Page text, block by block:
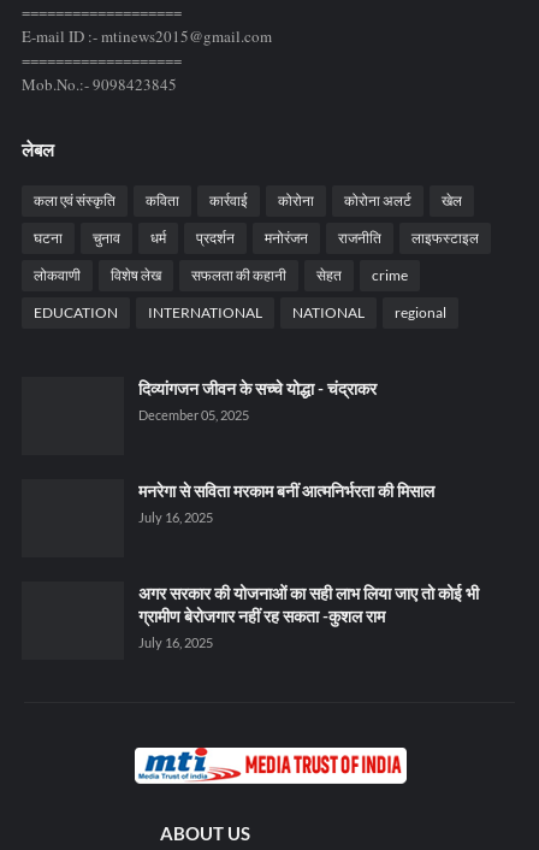
===================
E-mail ID :- mtinews2015@gmail.com
===================
Mob.No.:- 9098423845
लेबल
कला एवं संस्कृति कविता कार्रवाई कोरोना कोरोना अलर्ट खेल
घटना चुनाव धर्म प्रदर्शन मनोरंजन राजनीति लाइफस्टाइल
लोकवाणी विशेष लेख सफलता की कहानी सेहत crime
EDUCATION INTERNATIONAL NATIONAL regional
दिव्यांगजन जीवन के सच्चे योद्धा - चंद्राकर
December 05, 2025
मनरेगा से सविता मरकाम बनीं आत्मनिर्भरता की मिसाल
July 16, 2025
अगर सरकार की योजनाओं का सही लाभ लिया जाए तो कोई भी
ग्रामीण बेरोजगार नहीं रह सकता -कुशल राम
July 16, 2025
ABOUT US